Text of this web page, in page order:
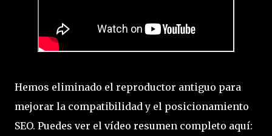
Hemos eliminado el reproductor antiguo para
mejorar la compatibilidad y el posicionamiento
SEO. Puedes ver el vídeo resumen completo aquí: